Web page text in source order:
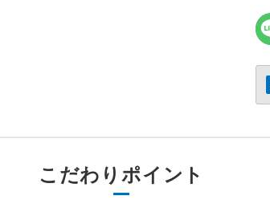
こだわりポイント